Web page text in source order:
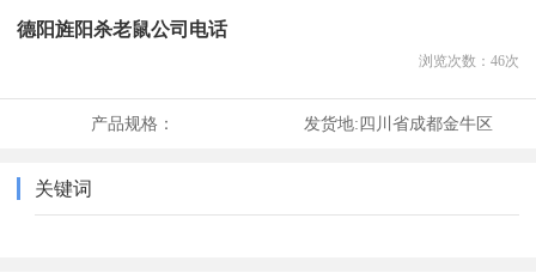
德阳旌阳杀老鼠公司电话
浏览次数： 46次
产品规格： 发货地:四川省成都金牛区
关键词